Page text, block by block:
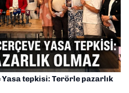
Yasa tepkisi: Terörle pazarlık